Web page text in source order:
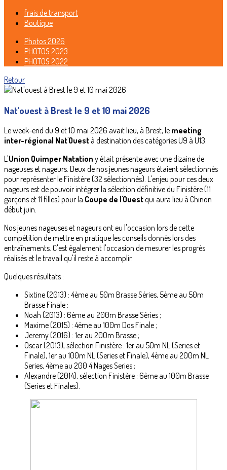
frais de transport
Boutique
Photos 2026
PHOTOS 2023
PHOTOS 2022
Retour
Nat'ouest à Brest le 9 et 10 mai 2026
Le week-end du 9 et 10 mai 2026 avait lieu, à Brest, le meeting
inter-régional Nat'Ouest à destination des catégories U9 à U13.
L'Union Quimper Natation y était présente avec une dizaine de
nageuses et nageurs. Deux de nos jeunes nageurs étaient sélectionnés
pour représenter le Finistère (32 sélectionnés). L'enjeu pour ces deux
nageurs est de pouvoir intégrer la sélection définitive du Finistère (11
garçons et 11 filles) pour la Coupe de l'Ouestqui aura lieu à Chinon
début juin.
Nos jeunes nageuses et nageurs ont eu l'occasion lors de cette
compétition de mettre en pratique les conseils donnés lors des
entraînements. C'est également l'occasion de mesurer les progrès
réalisés et le travail qu'il reste à accomplir.
Quelques résultats :
Sixtine (2013) : 4ème au 50m Brasse Séries, 5ème au 50m
Brasse Finale ;
Noah (2013) : 6ème au 200m Brasse Séries ;
Maxime (2015) : 4ème au 100m Dos Finale ;
Jeremy (2016) : 1er au 200m Brasse ;
Oscar (2013), sélection Finistère : 1er au 50m NL (Series et
Finale), 1er au 100m NL (Series et Finale), 4ème au 200m NL
Series, 4ème au 200 4 Nages Series ;
Alexandre (2014), sélection Finistère : 6ème au 100m Brasse
(Series et Finales).